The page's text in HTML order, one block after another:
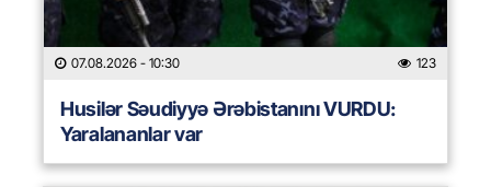
07.08.2026 - 10:30 123
Husilər Səudiyyə Ərəbistanını VURDU:
Yaralananlar var